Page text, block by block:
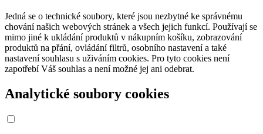
Jedná se o technické soubory, které jsou nezbytné ke správnému
chování našich webových stránek a všech jejich funkcí. Používají se
mimo jiné k ukládání produktů v nákupním košíku, zobrazování
produktů na přání, ovládání filtrů, osobního nastavení a také
nastavení souhlasu s uživáním cookies. Pro tyto cookies není
zapotřebí Váš souhlas a není možné jej ani odebrat.
Analytické soubory cookies